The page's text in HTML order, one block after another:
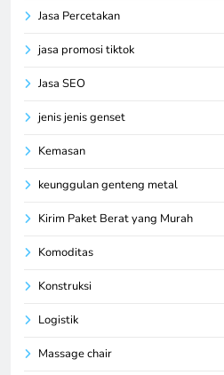
Jasa Percetakan
jasa promosi tiktok
Jasa SEO
jenis jenis genset
Kemasan
keunggulan genteng metal
Kirim Paket Berat yang Murah
Komoditas
Konstruksi
Logistik
Massage chair